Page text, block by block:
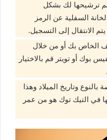
ترشيحها لك بشكل
السفلية عن الرمز
الانتقال إلى التسجيل.
الخاص بك أو من خلال
أو تويتر قم بالاختيار
بالنوع وتاريخ الميلاد وهذا
في التيك توك هو من عمر